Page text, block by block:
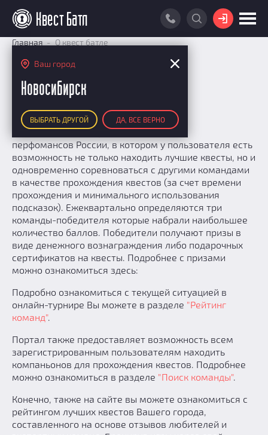
Ваш город
Новосибирск
ВЫБРАТЬ ДРУГОЙ ДА, ВСЕ ВЕРНО
ВОЙТИ
КАРТА КВЕСТОВ
РЕЙТИНГ КОМАНД
Итоговый рейтинг
По количеству очков
По качеству игры
Список команд
ПОИСК КОМАНДЫ
КВЕСТ БАТЛ
О Квест Батле
Cashback
Как подсчитываются рейтинги
Призы
Новости
Партнерам
КВЕСТ В ПОДАРОК
Главная О квест батле
О нас
Портал квестов "Квест Батл"
Квест Батл - это портал квестов и
перфомансов России, в котором у пользователя есть
возможность не только находить лучшие квесты, но и
одновременно соревноваться с другими командами
в качестве прохождения квестов (за счет времени
прохождения и минимального использования
подсказок). Ежеквартально определяются три
команды-победителя которые набрали наибольшее
количество баллов. Победители получают призы в
виде денежного вознаграждения либо подарочных
сертификатов на квесты. Подробнее с призами
можно ознакомиться здесь:
Подробно ознакомиться с текущей ситуацией в
онлайн-турнире Вы можете в разделе "Рейтинг
команд".
Портал также предоставляет возможность всем
зарегистрированным пользователям находить
компаньонов для прохождения квестов. Подробнее
можно ознакомиться в разделе "Поиск команды".
Конечно, также на сайте вы можете ознакомиться с
рейтингом лучших квестов Вашего города,
составленного на основе отзывов любителей и